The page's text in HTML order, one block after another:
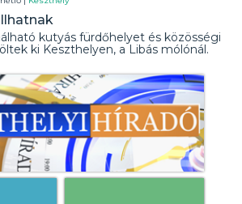
kutyás fürdőhelyet és közösségi
ki Keszthelyen, a Libás mólónál.